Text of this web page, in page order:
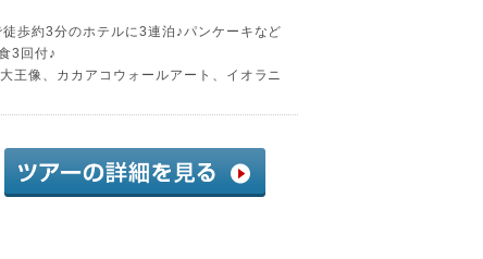
歩約3分のホテルに3連泊♪パンケーキなど
3回付♪
王像、カカアコウォールアート、イオラニ